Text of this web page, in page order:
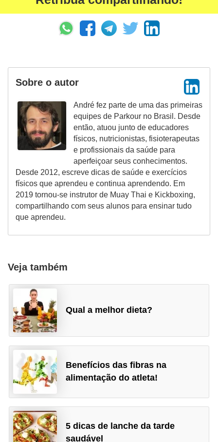
Sobre o autor
André fez parte de uma das primeiras
equipes de Parkour no Brasil. Desde
então, atuou junto de educadores
físicos, nutricionistas, fisioterapeutas
e profissionais da saúde para
aperfeiçoar seus conhecimentos.
Desde 2012, escreve dicas de saúde e exercícios
físicos que aprendeu e continua aprendendo. Em
2019 tornou-se instrutor de Muay Thai e Kickboxing,
compartilhando com seus alunos para ensinar tudo
que aprendeu.
Veja também
Qual a melhor dieta?
Benefícios das fibras na
alimentação do atleta!
5 dicas de lanche da tarde
saudável